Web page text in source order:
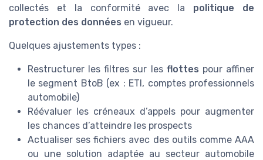
collectés et la conformité avec la politique de
protection des données en vigueur.
Quelques ajustements types :
Restructurer les filtres sur les flottes pour affiner
le segment BtoB (ex : ETI, comptes professionnels
automobile)
Réévaluer les créneaux d’appels pour augmenter
les chances d’atteindre les prospects
Actualiser ses fichiers avec des outils comme AAA
ou une solution adaptée au secteur automobile